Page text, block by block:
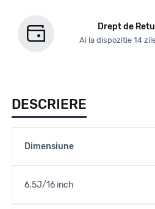
Drept de
Ai la dispozitie 14
DESCRIERE
Dimensiune
6.5J/16 inch